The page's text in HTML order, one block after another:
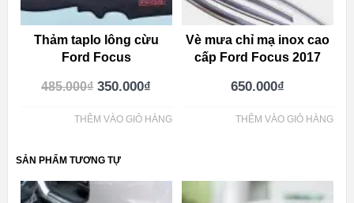
Thảm taplo lông cừu
Ford Focus
485.000₫ 350.000₫
THÊM VÀO GIỎ HÀNG
Vè mưa chỉ mạ inox cao
cấp Ford Focus 2017
650.000₫
THÊM VÀO GIỎ HÀNG
SẢN PHẨM TƯƠNG TỰ